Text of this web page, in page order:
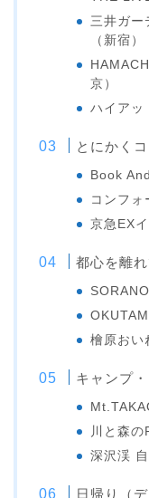
三井ガー
（新宿）
京）
ハイアッ
とにかく
Book
コンフォ
京急EX
都心を離
檜原おい
キャンプ
川と森
深沢渓
日帰り（